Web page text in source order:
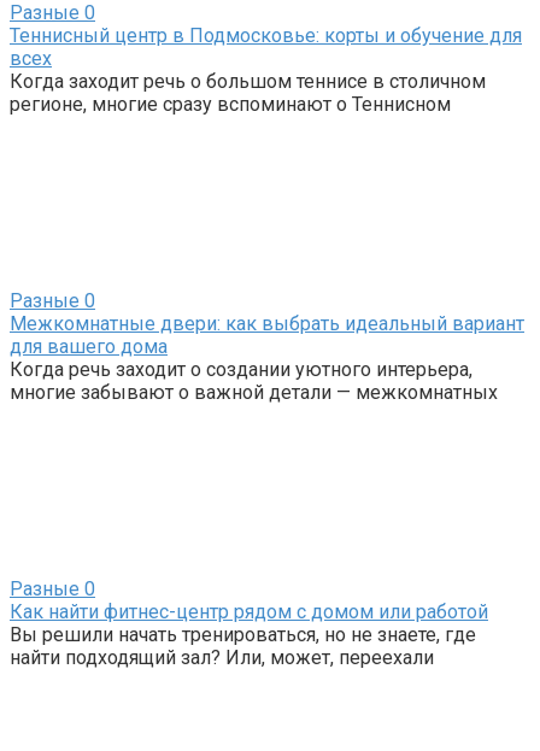
Разные 0
Теннисный центр в Подмосковье: корты и обучение для
всех
Когда заходит речь о большом теннисе в столичном
регионе, многие сразу вспоминают о Теннисном
Разные 0
Межкомнатные двери: как выбрать идеальный вариант
для вашего дома
Когда речь заходит о создании уютного интерьера,
многие забывают о важной детали — межкомнатных
Разные 0
Как найти фитнес-центр рядом с домом или работой
Вы решили начать тренироваться, но не знаете, где
найти подходящий зал? Или, может, переехали